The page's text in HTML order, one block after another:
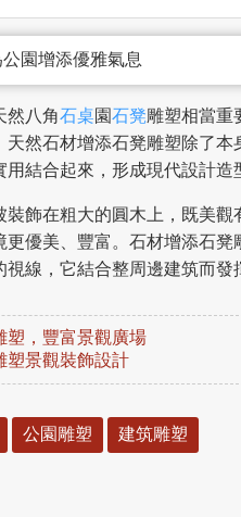
然八角石桌園石凳雕塑相當重
天然石材增添石凳雕塑除了
結合起來，形成現代設計造
裝飾在粗大的圓木上，既美
優美、豐富。石材增添石
線，它結合整周邊建筑而發
塑，豐富景觀廣場
塑景觀裝飾設計
公園雕塑 建筑雕塑